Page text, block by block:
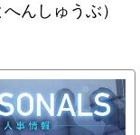
んしゅうぶ）